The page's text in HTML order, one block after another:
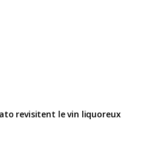
revisitent le vin liquoreux